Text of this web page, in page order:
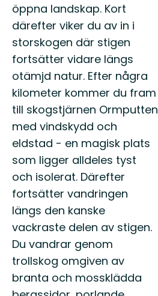
öppna landskap. Kort
därefter viker du av in i
storskogen där stigen
fortsätter vidare längs
otämjd natur. Efter några
kilometer kommer du fram
till skogstjärnen Ormputten
med vindskydd och
eldstad - en magisk plats
som ligger alldeles tyst
och isolerat. Därefter
fortsätter vandringen
längs den kanske
vackraste delen av stigen.
Du vandrar genom
trollskog omgiven av
branta och mossklädda